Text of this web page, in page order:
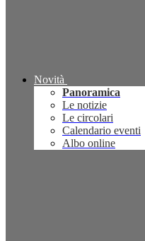
Novità
Panoramica
Le notizie
Le circolari
Calendario eventi
Albo online